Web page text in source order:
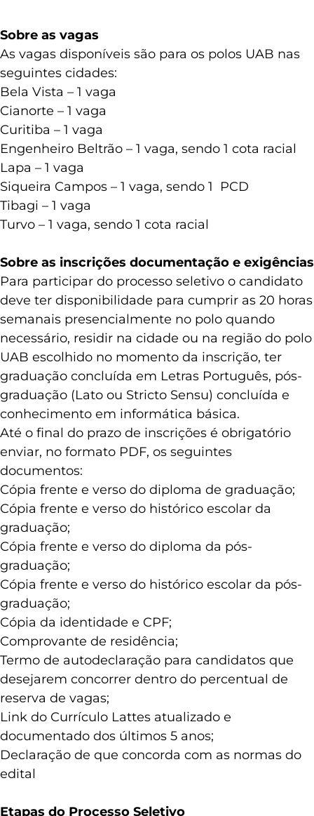
Sobre as vagas
As vagas disponíveis são para os polos UAB nas
seguintes cidades:
Bela Vista – 1 vaga
Cianorte – 1 vaga
Curitiba – 1 vaga
Engenheiro Beltrão – 1 vaga, sendo 1 cota racial
Lapa – 1 vaga
Siqueira Campos – 1 vaga, sendo 1 PCD
Tibagi – 1 vaga
Turvo – 1 vaga, sendo 1 cota racial
Sobre as inscrições documentação e exigências
Para participar do processo seletivo o candidato
deve ter disponibilidade para cumprir as 20 horas
semanais presencialmente no polo quando
necessário, residir na cidade ou na região do polo
UAB escolhido no momento da inscrição, ter
graduação concluída em Letras Português, pós-
graduação (Lato ou Stricto Sensu) concluída e
conhecimento em informática básica.
Até o final do prazo de inscrições é obrigatório
enviar, no formato PDF, os seguintes
documentos:
Cópia frente e verso do diploma de graduação;
Cópia frente e verso do histórico escolar da
graduação;
Cópia frente e verso do diploma da pós-
graduação;
Cópia frente e verso do histórico escolar da pós-
graduação;
Cópia da identidade e CPF;
Comprovante de residência;
Termo de autodeclaração para candidatos que
desejarem concorrer dentro do percentual de
reserva de vagas;
Link do Currículo Lattes atualizado e
documentado dos últimos 5 anos;
Declaração de que concorda com as normas do
edital
Etapas do Processo Seletivo